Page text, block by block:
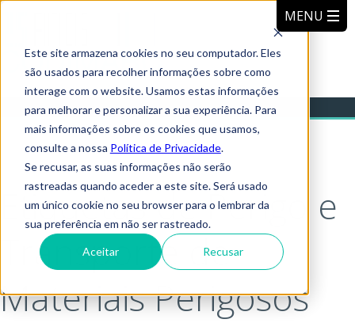
Este site armazena cookies no seu computador. Eles
são usados para recolher informações sobre como
interage com o website. Usamos estas informações
para melhorar e personalizar a sua experiência. Para
mais informações sobre os cookies que usamos,
consulte a nossa Política de Privacidade.
Se recusar, as suas informações não serão
rastreadas quando aceder a este site. Será usado
um único cookie no seu browser para o lembrar da
sua preferência em não ser rastreado.
Aceitar Recusar
Etiquetas de Perigo e
Transporte de
Materiais Perigosos